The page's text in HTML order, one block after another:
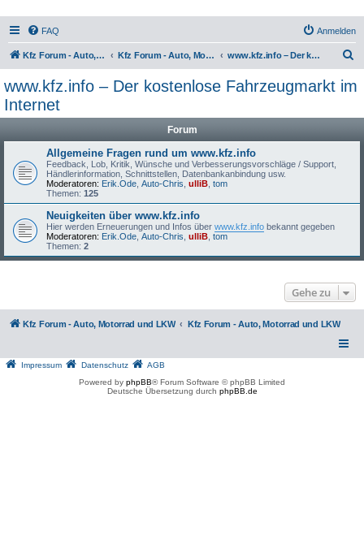
FAQ Anmelden
Kfz Forum - Auto, Motorrad und LKW Kfz Forum - Auto, Motorrad und LKW www.kfz.info – Der kostenlose Fahrzeugmarkt im Internet
c
www.kfz.info – Der kostenlose Fahrzeugmarkt im
Internet
Forum
Allgemeine Fragen rund um www.kfz.info
Feedback, Lob, Kritik, Wünsche und Verbesserungsvorschläge / Support,
Händlerinformation, Schnittstellen, Datenbankanbindung usw.
Moderatoren: Erik.Ode Auto-Chris ulliB tom
Themen: 125
Neuigkeiten über www.kfz.info
Hier werden Erneuerungen und Infos über www.kfz.info bekannt gegeben
Moderatoren: Erik.Ode Auto-Chris ulliB tom
Themen: 2
Gehe zu
Kfz Forum - Auto, Motorrad und LKW Kfz Forum - Auto, Motorrad und LKW
Impressum Datenschutz
AGB
Powered by phpBB® Forum Software © phpBB Limited
Deutsche Übersetzung durch phpBB.de